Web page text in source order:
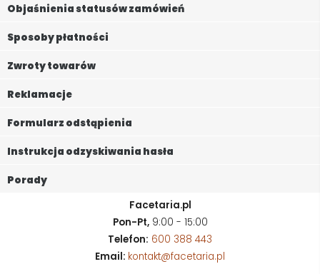
Objaśnienia statusów zamówień
Sposoby płatności
Zwroty towarów
Reklamacje
Formularz odstąpienia
Instrukcja odzyskiwania hasła
Porady
Facetaria.pl
Pon-Pt,9:00 - 15:00
Telefon: 600 388 443
Email: kontakt@facetaria.pl